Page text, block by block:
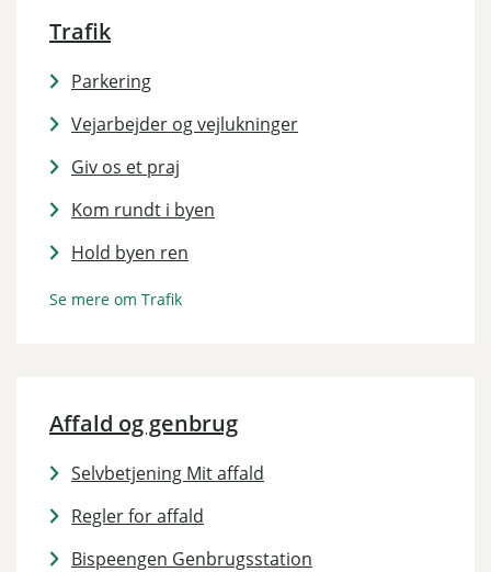
Trafik
Parkering
Vejarbejder og vejlukninger
Giv os et praj
Kom rundt i byen
Hold byen ren
Se mere om Trafik
Affald og genbrug
Selvbetjening Mit affald
Regler for affald
Bispeengen Genbrugsstation